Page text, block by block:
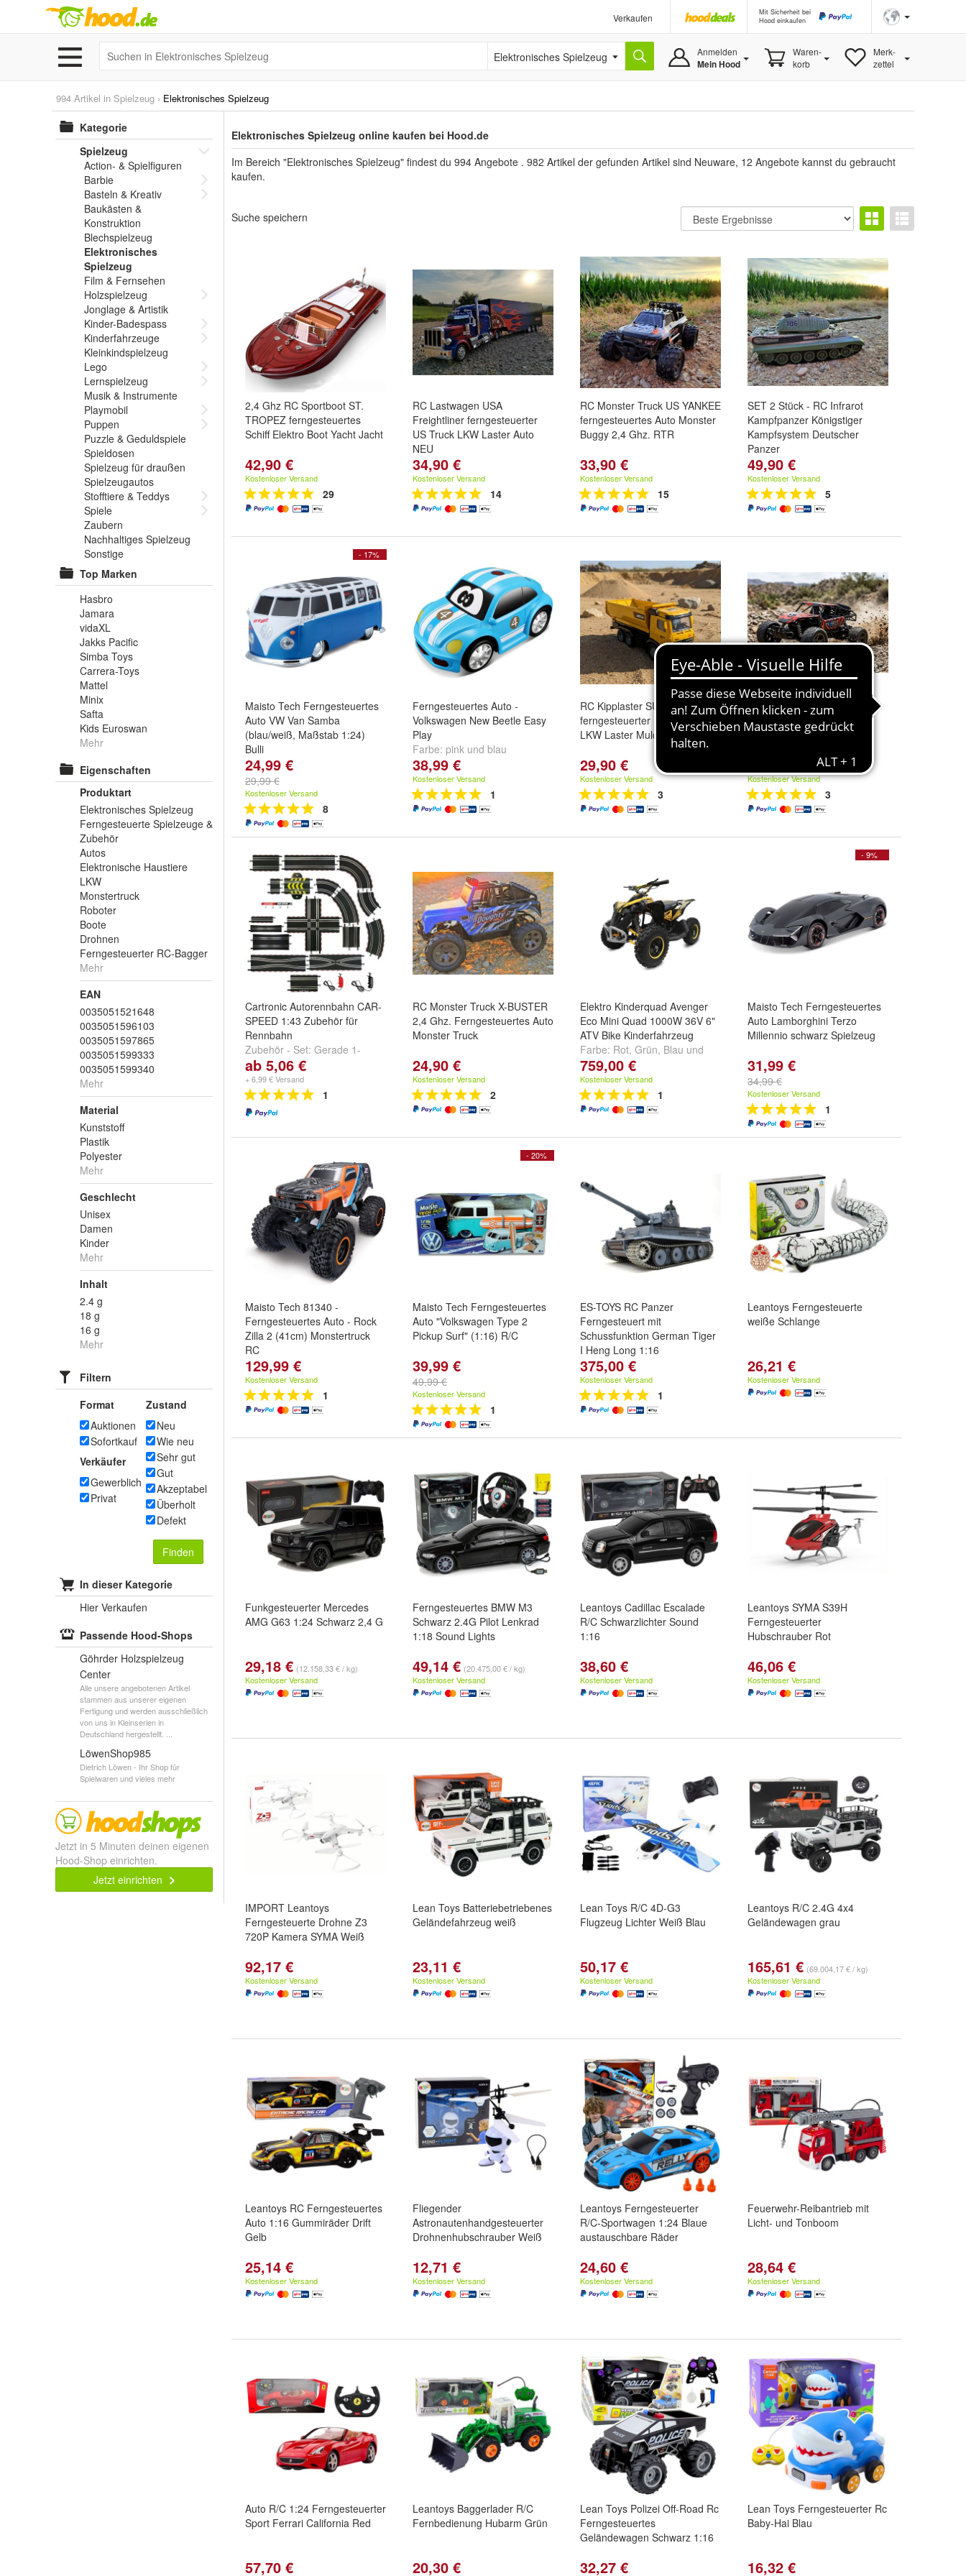
Verkaufen
Mit Sicherheit bei
Hood einkaufen
Elektronisches Spielzeug Anmelden
Mein Hood
Waren-
korb
Merk-
zettel
994 Artikel in Spielzeug › Elektronisches Spielzeug
Kategorie
Spielzeug
Action- & Spielfiguren
Barbie
Basteln & Kreativ
Baukästen &
Konstruktion
Blechspielzeug
Elektronisches
Spielzeug
Film & Fernsehen
Holzspielzeug
Jonglage & Artistik
Kinder-Badespass
Kinderfahrzeuge
Kleinkindspielzeug
Lego
Lernspielzeug
Musik & Instrumente
Playmobil
Puppen
Puzzle & Geduldspiele
Spieldosen
Spielzeug für draußen
Spielzeugautos
Stofftiere & Teddys
Spiele
Zaubern
Nachhaltiges Spielzeug
Sonstige
Top Marken
Hasbro
Jamara
vidaXL
Jakks Pacific
Simba Toys
Carrera-Toys
Mattel
Minix
Safta
Kids Euroswan
Mehr
Eigenschaften
Produktart
Elektronisches Spielzeug
Ferngesteuerte Spielzeuge &
Zubehör
Autos
Elektronische Haustiere
LKW
Monstertruck
Roboter
Boote
Drohnen
Ferngesteuerter RC-Bagger
Mehr
EAN
0035051521648
0035051596103
0035051597865
0035051599333
0035051599340
Mehr
Material
Kunststoff
Plastik
Polyester
Mehr
Geschlecht
Unisex
Damen
Kinder
Mehr
Inhalt
2.4 g
18 g
16 g
Mehr
Filtern
Format
Auktionen
Sofortkauf
Verkäufer
Gewerblich
Privat
Zustand
Neu
Wie neu
Sehr gut
Gut
Akzeptabel
Überholt
Defekt
Finden
In dieser Kategorie
Hier Verkaufen
Passende Hood-Shops
Göhrder Holzspielzeug
Center
Alle unsere angebotenen Artikel
stammen aus unserer eigenen
Fertigung und werden ausschließlich
von uns in Kleinserien in
Deutschland hergestellt. ...
LöwenShop985
Dietrich Löwen - Ihr Shop für
Spielwaren und vieles mehr
Jetzt in 5 Minuten deinen eigenen
Hood-Shop einrichten.
Jetzt einrichten
Elektronisches Spielzeug online kaufen bei Hood.de
Im Bereich "Elektronisches Spielzeug" findest du 994 Angebote . 982 Artikel der gefunden Artikel sind Neuware, 12 Angebote kannst du gebraucht
kaufen.
Suche speichern
2,4 Ghz RC Sportboot ST.
TROPEZ ferngesteuertes
Schiff Elektro Boot Yacht Jacht
42,90 €
Kostenloser Versand
29
RC Lastwagen USA
Freightliner ferngesteuerter
US Truck LKW Laster Auto
NEU
34,90 €
Kostenloser Versand
14
RC Monster Truck US YANKEE
ferngesteuertes Auto Monster
Buggy 2,4 Ghz. RTR
33,90 €
Kostenloser Versand
15
SET 2 Stück - RC Infrarot
Kampfpanzer Königstiger
Kampfsystem Deutscher
Panzer
49,90 €
Kostenloser Versand
5
- 17%
Maisto Tech Ferngesteuertes
Auto VW Van Samba
(blau/weiß, Maßstab 1:24)
Bulli
24,99 €
29,99 €
Kostenloser Versand
8
Ferngesteuertes Auto -
Volkswagen New Beetle Easy
Play
Farbe: pink und blau
38,99 €
Kostenloser Versand
1
RC Kipplaster SUPER TRUCK
ferngesteuerter Lastwagen
LKW Laster Muldenkipper
29,90 €
Kostenloser Versand
3
RC Monster Buggy MUSCLE
X2 ferngesteuertes Auto
Monster Truck 2,4 Ghz
Kostenloser Versand
3
Cartronic Autorennbahn CAR-
SPEED 1:43 Zubehör für
Rennbahn
Zubehör - Set: Gerade 1-
spurig (2 Stück) 82002
Gerade 177mm (2 Stück)
82000und+
ab 5,06 €
+ 6,99 € Versand
1
RC Monster Truck X-BUSTER
2,4 Ghz. Ferngesteuertes Auto
Monster Truck
24,90 €
Kostenloser Versand
2
Elektro Kinderquad Avenger
Eco Mini Quad 1000W 36V 6"
ATV Bike Kinderfahrzeug
Farbe: Rot, Grün, Blau und
weitere ...
759,00 €
Kostenloser Versand
1
- 9%
Maisto Tech Ferngesteuertes
Auto Lamborghini Terzo
Millennio schwarz Spielzeug
31,99 €
34,99 €
Kostenloser Versand
1
Maisto Tech 81340 -
Ferngesteuertes Auto - Rock
Zilla 2 (41cm) Monstertruck
RC
129,99 €
Kostenloser Versand
1
- 20%
Maisto Tech Ferngesteuertes
Auto "Volkswagen Type 2
Pickup Surf" (1:16) R/C
39,99 €
49,99 €
Kostenloser Versand
1
ES-TOYS RC Panzer
Ferngesteuert mit
Schussfunktion German Tiger
I Heng Long 1:16
375,00 €
Kostenloser Versand
1
Leantoys Ferngesteuerte
weiße Schlange
26,21 €
Kostenloser Versand
Funkgesteuerter Mercedes
AMG G63 1:24 Schwarz 2,4 G
29,18 € (12.158,33 € / kg)
Kostenloser Versand
Ferngesteuertes BMW M3
Schwarz 2.4G Pilot Lenkrad
1:18 Sound Lights
49,14 € (20.475,00 € / kg)
Kostenloser Versand
Leantoys Cadillac Escalade
R/C Schwarzlichter Sound
1:16
38,60 €
Kostenloser Versand
Leantoys SYMA S39H
Ferngesteuerter
Hubschrauber Rot
46,06 €
Kostenloser Versand
IMPORT Leantoys
Ferngesteuerte Drohne Z3
720P Kamera SYMA Weiß
92,17 €
Kostenloser Versand
Lean Toys Batteriebetriebenes
Geländefahrzeug weiß
23,11 €
Kostenloser Versand
Lean Toys R/C 4D-G3
Flugzeug Lichter Weiß Blau
50,17 €
Kostenloser Versand
Leantoys R/C 2.4G 4x4
Geländewagen grau
165,61 € (69.004,17 € / kg)
Kostenloser Versand
Leantoys RC Ferngesteuertes
Auto 1:16 Gummiräder Drift
Gelb
25,14 €
Kostenloser Versand
Fliegender
Astronautenhandgesteuerter
Drohnenhubschrauber Weiß
12,71 €
Kostenloser Versand
Leantoys Ferngesteuerter
R/C-Sportwagen 1:24 Blaue
austauschbare Räder
24,60 €
Kostenloser Versand
Feuerwehr-Reibantrieb mit
Licht- und Tonboom
28,64 €
Kostenloser Versand
Auto R/C 1:24 Ferngesteuerter
Sport Ferrari California Red
57,70 €
Leantoys Baggerlader R/C
Fernbedienung Hubarm Grün
20,30 €
Lean Toys Polizei Off-Road Rc
Ferngesteuertes
Geländewagen Schwarz 1:16
32,27 €
Lean Toys Ferngesteuerter Rc
Baby-Hai Blau
16,32 €